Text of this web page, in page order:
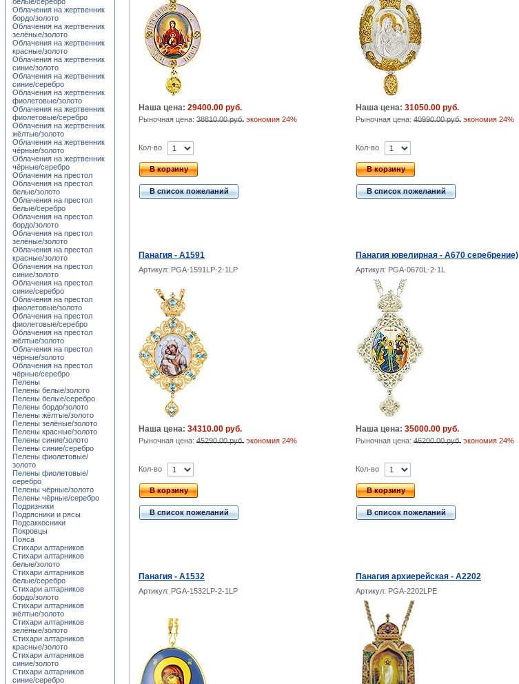
Наша цена: 29400.00 руб.
Рыночная цена: 38810.00 руб. экономия 24%
Наша цена: 31050.00 руб.
Рыночная цена: 40990.00 руб. экономия 24%
Кол-во
В корзину
В список пожеланий
Кол-во
В корзину
В список пожеланий
Панагия - A1591 Панагия ювелирная - А670 серебрение)
Артикул: PGA-1591LP-2-1LP Артикул: PGA-0670L-2-1L
Наша цена: 34310.00 руб.
Рыночная цена: 45290.00 руб. экономия 24%
Наша цена: 35000.00 руб.
Рыночная цена: 46200.00 руб. экономия 24%
Кол-во
В корзину
В список пожеланий
Кол-во
В корзину
В список пожеланий
Панагия - A1532 Панагия архиерейская - A2202
Артикул: PGA-1532LP-2-1LP Артикул: PGA-2202LPE
Облачения на жертвенник
бордо/золото
Облачения на жертвенник
зелёные/золото
Облачения на жертвенник
красные/золото
Облачения на жертвенник
синие/золото
Облачения на жертвенник
синие/серебро
Облачения на жертвенник
фиолетовые/золото
Облачения на жертвенник
фиолетовые/серебро
Облачения на жертвенник
жёлтые/золото
Облачения на жертвенник
чёрные/золото
Облачения на жертвенник
чёрные/серебро
Облачения на престол
Облачения на престол
белые/золото
Облачения на престол
белые/серебро
Облачения на престол
бордо/золото
Облачения на престол
зелёные/золото
Облачения на престол
красные/золото
Облачения на престол
синие/золото
Облачения на престол
синие/серебро
Облачения на престол
фиолетовые/золото
Облачения на престол
фиолетовые/серебро
Облачения на престол
жёлтые/золото
Облачения на престол
чёрные/золото
Облачения на престол
чёрные/серебро
Пелены
Пелены белые/золото
Пелены белые/серебро
Пелены бордо/золото
Пелены жёлтые/золото
Пелены зелёные/золото
Пелены красные/золото
Пелены синие/золото
Пелены синие/серебро
Пелены фиолетовые/
золото
Пелены фиолетовые/
серебро
Пелены чёрные/золото
Пелены чёрные/серебро
Подризники
Подрясники и рясы
Подсаккосники
Покровцы
Пояса
Стихари алтарников
Стихари алтарников
белые/золото
Стихари алтарников
белые/серебро
Стихари алтарников
бордо/золото
Стихари алтарников
жёлтые/золото
Стихари алтарников
зелёные/золото
Стихари алтарников
красные/золото
Стихари алтарников
синие/золото
Стихари алтарников
синие/серебро